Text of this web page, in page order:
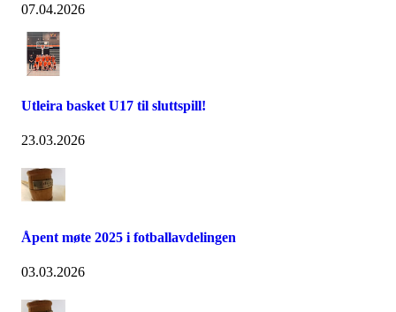
07.04.2026
Utleira basket U17 til sluttspill!
23.03.2026
Åpent møte 2025 i fotballavdelingen
03.03.2026